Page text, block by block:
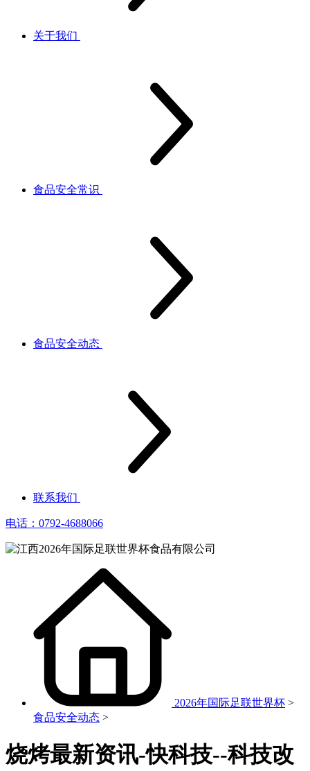
关于我们
食品安全常识
食品安全动态
联系我们
电话：0792-4688066
2026年国际足联世界杯 >
食品安全动态 >
烧烤最新资讯-快科技--科技改